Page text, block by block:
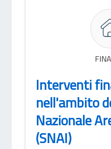
Interventi
nell'ambito
Nazionale
(SNAI)